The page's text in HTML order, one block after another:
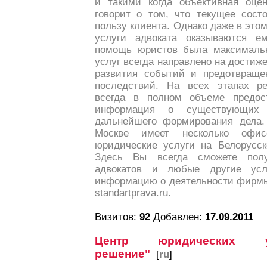
говорит о том, что текущее
пользу клиента. Однако даже в
услуги адвоката оказываются
помощь юристов была
услуг всегда направлено на
развития событий и
последствий. На всех этапах
всегда в полном объеме
информация о существующих
дальнейшего формирования
Москве имеет несколько
юридические услуги на
Здесь Вы всегда сможете
адвокатов и любые другие
информацию о деятельности
standartprava.ru.
Визитов: 92 Добавлен: 17.09.2011
Центр юридических
решение" [ru]